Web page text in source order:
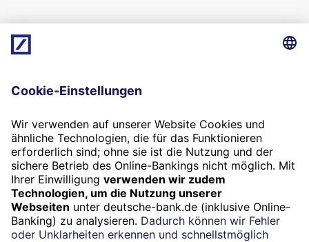
Kundenservice
Mo. bis Fr. 8.00 – 18.00
069 910-10061